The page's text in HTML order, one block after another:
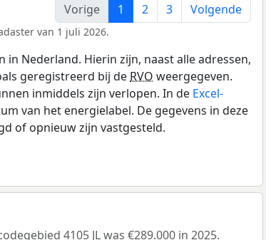
Vorige
1 2 3 Volgende
van 1 juli 2026.
in Nederland. Hierin zijn, naast alle adressen,
geregistreerd bij de RVO weergegeven.
inmiddels zijn verlopen. In de Excel-
van het energielabel. De gegevens in deze
of opnieuw zijn vastgesteld.
4105 JL was €289.000 in 2025.